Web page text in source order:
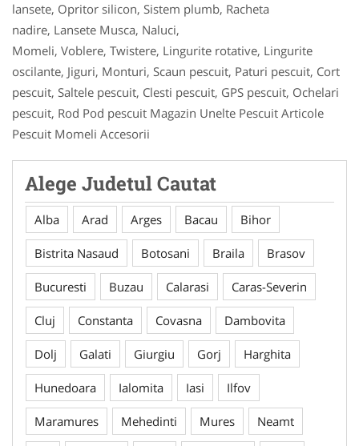
lansete, Opritor silicon, Sistem plumb, Racheta
nadire, Lansete Musca, Naluci,
Momeli, Voblere, Twistere, Lingurite rotative, Lingurite
oscilante, Jiguri, Monturi, Scaun pescuit, Paturi pescuit, Cort
pescuit, Saltele pescuit, Clesti pescuit, GPS pescuit, Ochelari
pescuit, Rod Pod pescuit Magazin Unelte Pescuit Articole
Pescuit Momeli Accesorii
Alege Judetul Cautat
Alba Arad Arges Bacau Bihor
Bistrita Nasaud Botosani Braila Brasov
Bucuresti Buzau Calarasi Caras-Severin
Cluj Constanta Covasna Dambovita
Dolj Galati Giurgiu Gorj Harghita
Hunedoara Ialomita Iasi Ilfov
Maramures Mehedinti Mures Neamt